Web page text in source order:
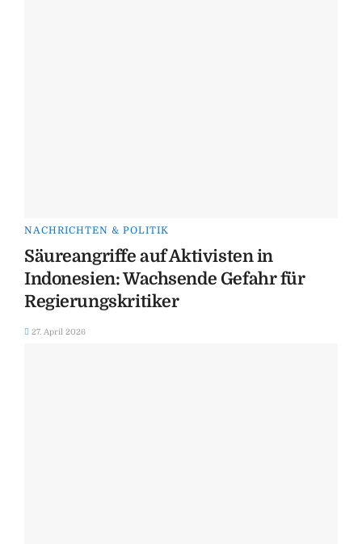
NACHRICHTEN & POLITIK
Säureangriffe auf Aktivisten in
Indonesien: Wachsende Gefahr für
Regierungskritiker
27. April 2026